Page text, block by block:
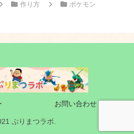
作り方 ポケモン
お問い合わせ
ぷりまつラボ.